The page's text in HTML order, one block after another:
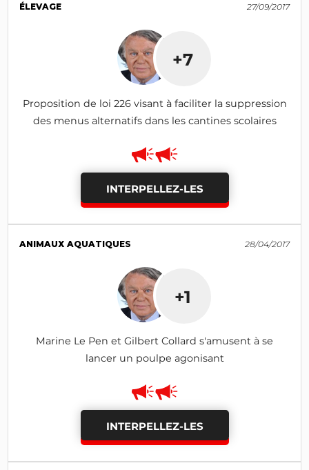
ÉLEVAGE 27/09/2017
+7
Proposition de loi 226 visant à faciliter la suppression
des menus alternatifs dans les cantines scolaires
INTERPELLEZ-LES
ANIMAUX AQUATIQUES 28/04/2017
+1
Marine Le Pen et Gilbert Collard s'amusent à se
lancer un poulpe agonisant
INTERPELLEZ-LES